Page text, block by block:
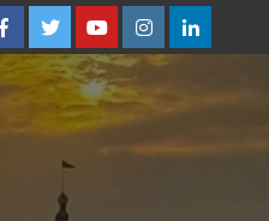
FacebookTwitterYoutubeInstagramLinkedin